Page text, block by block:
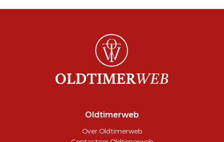
Oldtimerweb
Over Oldtimerweb